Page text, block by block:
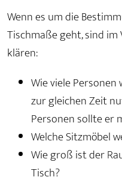
Wenn es um die
Tischmaße geht, sind
klären:
Wie viele
zur gleichen Zeit
Personen sollte er
Welche Sitzmöbel
Wie groß ist der
Tisch?